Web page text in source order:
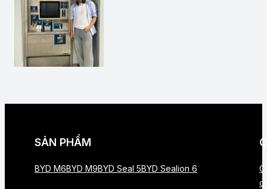
SẢN PHẨM
BYD M6BYD M9BYD Seal 5BYD Sealion 6